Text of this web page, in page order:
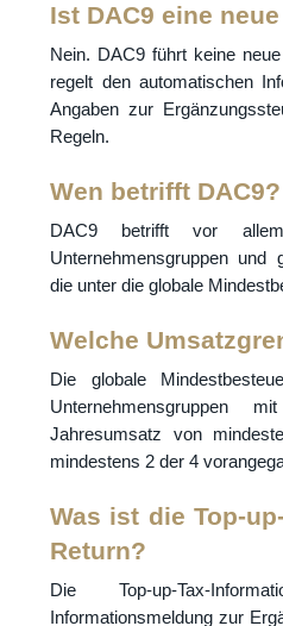
Ist DAC9 eine
Nein. DAC9 führt keine
regelt den automatischen
Angaben zur
Regeln.
Wen betrifft DAC9?
DAC9 betrifft vor
Unternehmensgruppen und
die unter die globale
Welche
Die globale
Unternehmensgruppen
Jahresumsatz von
mindestens 2 der 4
Was ist die Top-
Return?
Die Top-up-Tax-
Informationsmeldung zur